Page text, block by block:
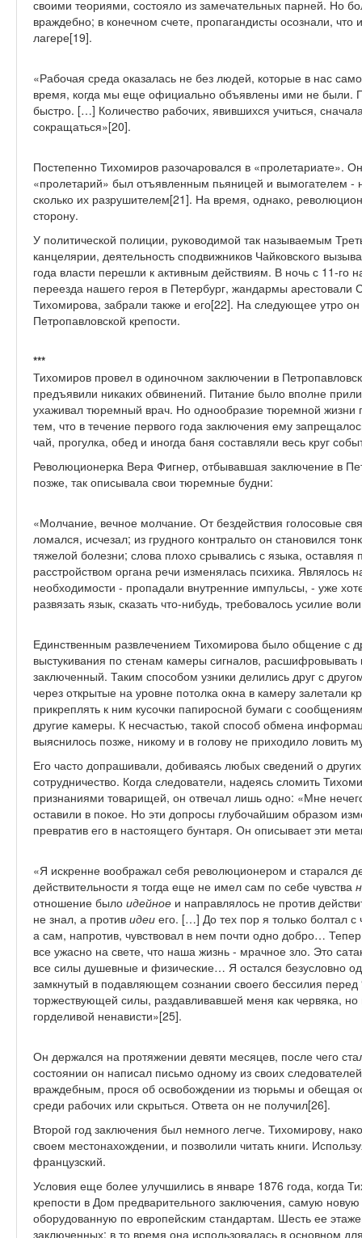
своими теориями, состояло из замечательных парней. Но
враждебно; в конечном счете, пропагандисты осознали, что
лагере[19].
«Рабочая среда оказалась не без людей, которые в нас
время, когда мы еще официально объявлены ими не были.
быстро. […] Количество рабочих, явившихся учиться,
сокращаться»[20].
Постепенно Тихомиров разочаровался в «пролетариате».
«пролетарий» был отъявленным пьяницей и вымогателем -
сколько их разрушителем[21]. На время, однако,
сторону.
У политической полиции, руководимой так называемым
канцелярии, деятельность сподвижников Чайковского
года власти перешли к активным действиям. В ночь с 11-го
переезда нашего героя в Петербург, жандармы арестовали
Тихомирова, забрали также и его[22]. На следующее утро
Петропавловской крепости.
***
Тихомиров провел в одиночном заключении в
предъявили никаких обвинений. Питание было вполне
ухаживал тюремный врач. Но однообразие тюремной жизни
тем, что в течение первого года заключения ему
чай, прогулка, обед и иногда баня составляли весь круг
Революционерка Вера Фигнер, отбывавшая заключение в
позже, так описывала свои тюремные будни:
«Молчание, вечное молчание. От бездействия голосовые
ломался, исчезал; из грудного контральто он становился
тяжелой болезни; слова плохо срывались с языка,
расстройством органа речи изменялась психика.
необходимости - пропадали внутренние импульсы, - уже
развязать язык, сказать что-нибудь, требовалось усилие
Единственным развлечением Тихомирова было общение с
выстукивания по стенам камеры сигналов,
заключенный. Таким способом узники делились друг с
через открытые на уровне потолка окна в камеру залетали
прикреплять к ним кусочки папиросной бумаги с
другие камеры. К несчастью, такой способ обмена
выяснилось позже, никому и в голову не приходило ловить
Его часто допрашивали, добиваясь любых сведений о
сотрудничество. Когда следователи, надеясь сломить
признаниями товарищей, он отвечал лишь одно: «Мне
оставили в покое. Но эти допросы глубочайшим образом
превратив его в настоящего бунтаря. Он описывает эти
«Я искренне воображал себя революционером и старался
действительности я тогда еще не имел сам по себе чувства
отношение было идейное и направлялось не против
не знал, а против идеи его. […] До тех пор я только болтал
а сам, напротив, чувствовал в нем почти одно добро…
все ужасно на свете, что наша жизнь - мрачное зло. Это
все силы душевные и физические… Я остался безусловно
замкнутый в подавляющем сознании своего бессилия перед
торжествующей силы, раздавливавшей меня как червяка,
горделивой ненависти»[25].
Он держался на протяжении девяти месяцев, после чего
состоянии он написал письмо одному из своих
враждебным, прося об освобождении из тюрьмы и обещая
среди рабочих или скрыться. Ответа он не получил[26].
Второй год заключения был немного легче. Тихомирову,
своем местонахождении, и позволили читать книги.
французский.
Условия еще более улучшились в январе 1876 года, когда
крепости в Дом предварительного заключения, самую
оборудованную по европейским стандартам. Шесть ее
заключенных; в то время она использовалась в основном